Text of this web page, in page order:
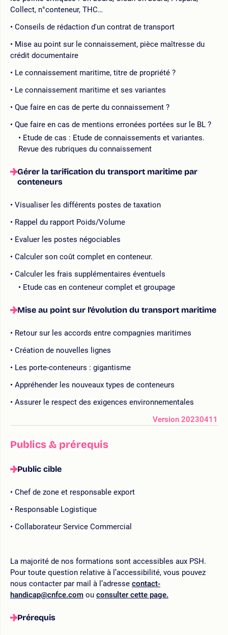
Collect, n°conteneur, THC…
Conseils de rédaction d'un contrat de transport
Mise au point sur le connaissement, pièce maîtresse du
crédit documentaire
Le connaissement maritime, titre de propriété ?
Le connaissement maritime et ses variantes
Que faire en cas de perte du connaissement ?
Que faire en cas de mentions erronées portées sur le BL ?
Etude de cas : Etude de connaissements et variantes.
Revue des rubriques du connaissement
Gérer la tarification du transport maritime par
conteneurs
Visualiser les différents postes de taxation
Rappel du rapport Poids/Volume
Evaluer les postes négociables
Calculer son coût complet en conteneur.
Calculer les frais supplémentaires éventuels
Etude cas en conteneur complet et groupage
Mise au point sur l’évolution du transport maritime
Retour sur les accords entre compagnies maritimes
Création de nouvelles lignes
Les porte-conteneurs : gigantisme
Appréhender les nouveaux types de conteneurs
Assurer le respect des exigences environnementales
Version 20230411
Publics & prérequis
Public cible
Chef de zone et responsable export
Responsable Logistique
Collaborateur Service Commercial
La majorité de nos formations sont accessibles aux PSH.
Pour toute question relative à l’accessibilité, vous pouvez
nous contacter par mail à l’adresse contact-
handicap@cnfce.com ou consulter cette page.
Prérequis